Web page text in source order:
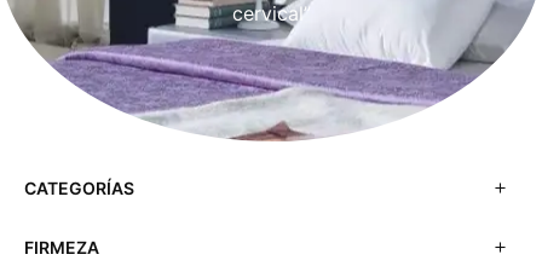
cervical”
CATEGORÍAS
FIRMEZA